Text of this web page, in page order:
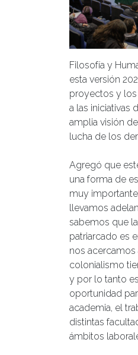
Filosofía y
esta versión
proyectos y los
a las iniciativas
amplia visión
lucha de los
Agregó que
una forma de
muy
llevamos
sabemos que
patriarcado es
nos
colonialismo
y por lo tanto
oportunidad
academia, el
distintas
ámbitos